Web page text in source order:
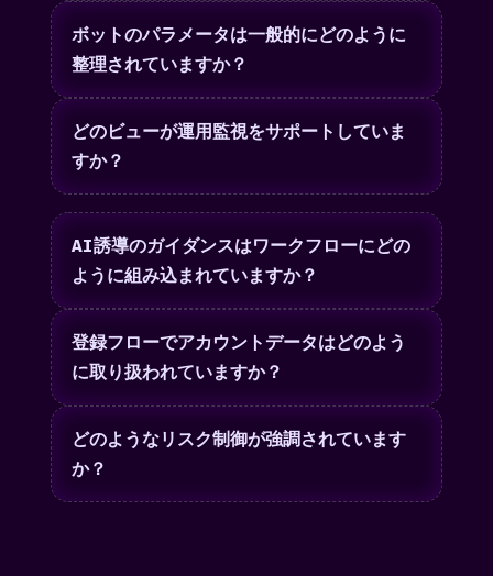
ボットのパラメータは一般的にどのように
整理されていますか？
どのビューが運用監視をサポートしていま
すか？
AI誘導のガイダンスはワークフローにどの
ように組み込まれていますか？
登録フローでアカウントデータはどのよう
に取り扱われていますか？
どのようなリスク制御が強調されています
か？